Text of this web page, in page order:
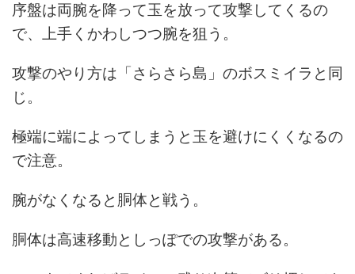
序盤は両腕を降って玉を放って攻撃してくるの
で、上手くかわしつつ腕を狙う。
攻撃のやり方は「さらさら島」のボスミイラと同
じ。
極端に端によってしまうと玉を避けにくくなるの
で注意。
腕がなくなると胴体と戦う。
胴体は高速移動としっぽでの攻撃がある。